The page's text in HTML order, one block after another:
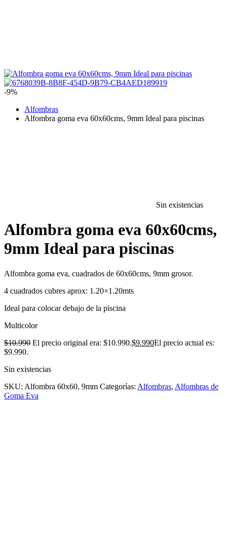
-9%
Alfombras
Alfombra goma eva 60x60cms, 9mm Ideal para piscinas
Sin existencias
Alfombra goma eva 60x60cms,
9mm Ideal para piscinas
Alfombra goma eva, cuadrados de 60x60cms, 9mm grosor.
4 cuadrados cubres aprox: 1.20×1.20mts
Ideal para colocar debajo de la piscina
Multicolor
$10.990 El precio original era: $10.990.$9.990El precio actual es:
$9.990.
Sin existencias
SKU: Alfombra 60x60, 9mm Categorías: Alfombras, Alfombras de
Goma Eva